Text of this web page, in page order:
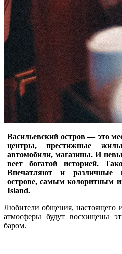
Васильевский остров — это
центры, престижные
автомобили, магазины. И
веет богатой историей.
Впечатляют и различные
острове, самым колоритным
Island.
Любители общения, настоящего
атмосферы будут восхищены
баром.